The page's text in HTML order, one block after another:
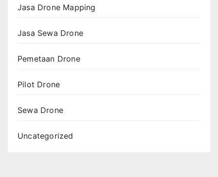
Jasa Drone Mapping
Jasa Sewa Drone
Pemetaan Drone
Pilot Drone
Sewa Drone
Uncategorized